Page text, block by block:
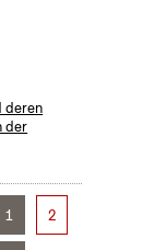
deren
der
1 2